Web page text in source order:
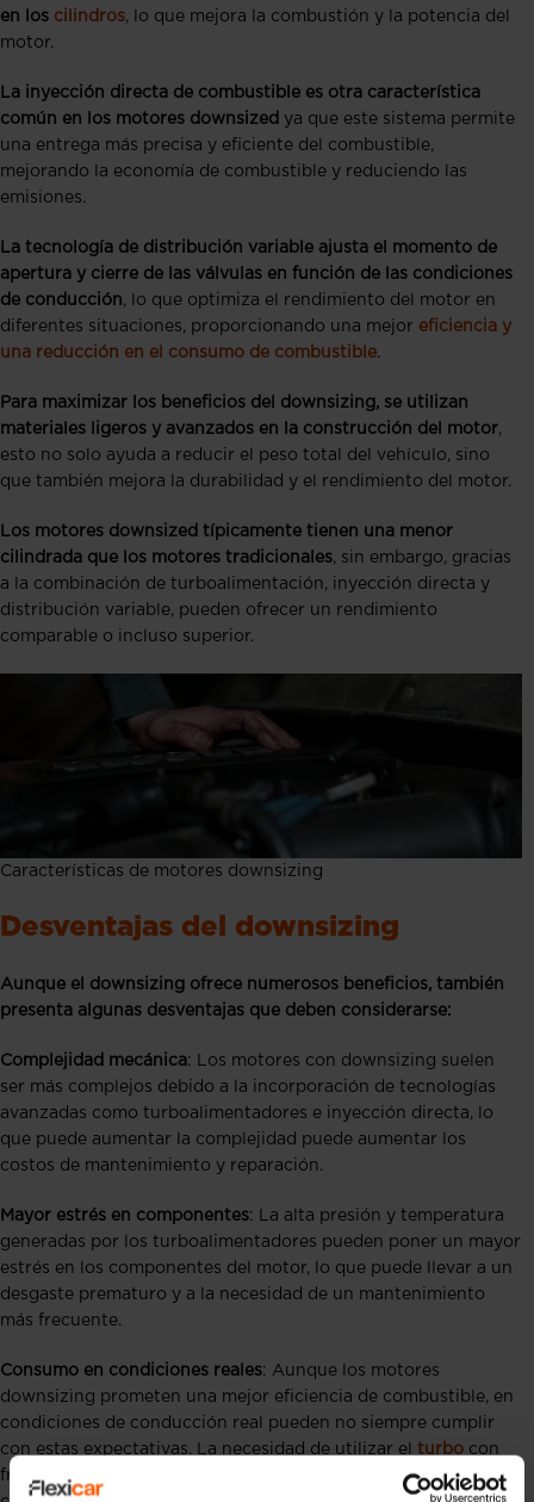
en los cilindros, lo que mejora la combustión y la potencia del
motor.
La inyección directa de combustible es otra característica
común en los motores downsized ya que este sistema permite
una entrega más precisa y eficiente del combustible,
mejorando la economía de combustible y reduciendo las
emisiones.
La tecnología de distribución variable ajusta el momento de
apertura y cierre de las válvulas en función de las condiciones
de conducción, lo que optimiza el rendimiento del motor en
diferentes situaciones, proporcionando una mejor eficiencia y
una reducción en el consumo de combustible.
Para maximizar los beneficios del downsizing, se utilizan
materiales ligeros y avanzados en la construcción del motor,
esto no solo ayuda a reducir el peso total del vehículo, sino
que también mejora la durabilidad y el rendimiento del motor.
Los motores downsized típicamente tienen una menor
cilindrada que los motores tradicionales, sin embargo, gracias
a la combinación de turboalimentación, inyección directa y
distribución variable, pueden ofrecer un rendimiento
comparable o incluso superior.
Características de motores downsizing
Desventajas del downsizing
Aunque el downsizing ofrece numerosos beneficios, también
presenta algunas desventajas que deben considerarse:
Complejidad mecánica: Los motores con downsizing suelen
ser más complejos debido a la incorporación de tecnologías
avanzadas como turboalimentadores e inyección directa, lo
que puede aumentar la complejidad puede aumentar los
costos de mantenimiento y reparación.
Mayor estrés en componentes: La alta presión y temperatura
generadas por los turboalimentadores pueden poner un mayor
estrés en los componentes del motor, lo que puede llevar a un
desgaste prematuro y a la necesidad de un mantenimiento
más frecuente.
Consumo en condiciones reales: Aunque los motores
downsizing prometen una mejor eficiencia de combustible, en
condiciones de conducción real pueden no siempre cumplir
con estas expectativas. La necesidad de utilizar el turbo con
frecuencia para mantener la potencia puede aumentar el